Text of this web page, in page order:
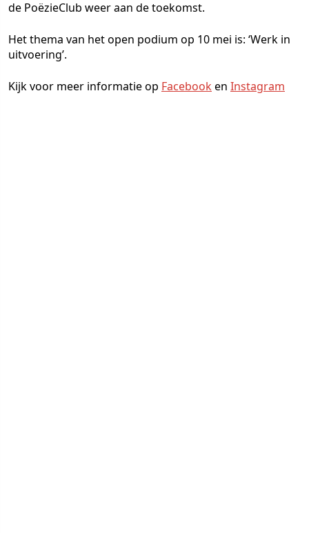
de PoëzieClub weer aan de toekomst.
Het thema van het open podium op 10 mei is: ‘Werk in
uitvoering’.
Kijk voor meer informatie op Facebooken Instagram